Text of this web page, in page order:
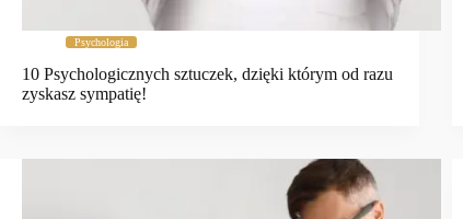
Psychologia
10 Psychologicznych sztuczek, dzięki którym od razu
zyskasz sympatię!